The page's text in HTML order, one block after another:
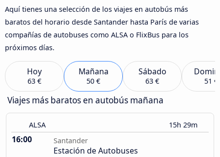
Aquí tienes una selección de los viajes en autobús más
baratos del horario desde Santander hasta París de varias
compañías de autobuses como ALSA o FlixBus para los
próximos días.
Hoy
63 €
Mañana
50 €
Sábado
63 € 51 €
Viajes más baratos en autobús mañana
ALSA 15h 29m
16:00 Santander
Estación de Autobuses